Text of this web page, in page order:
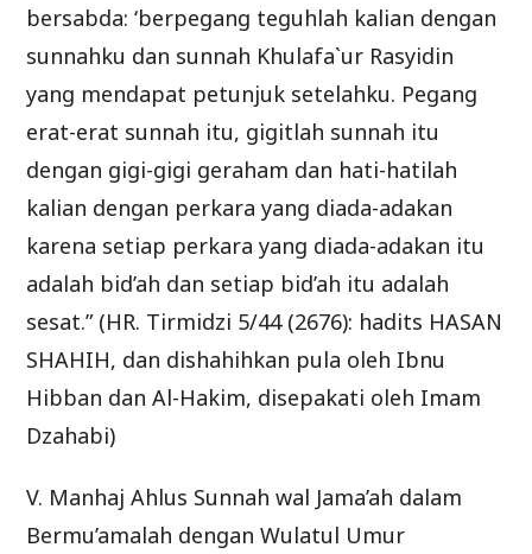
bersabda: ‘berpegang teguhlah kalian dengan
sunnahku dan sunnah Khulafa`ur Rasyidin
yang mendapat petunjuk setelahku. Pegang
erat-erat sunnah itu, gigitlah sunnah itu
dengan gigi-gigi geraham dan hati-hatilah
kalian dengan perkara yang diada-adakan
karena setiap perkara yang diada-adakan itu
adalah bid’ah dan setiap bid’ah itu adalah
sesat.” (HR. Tirmidzi 5/44 (2676): hadits HASAN
SHAHIH, dan dishahihkan pula oleh Ibnu
Hibban dan Al-Hakim, disepakati oleh Imam
Dzahabi)
V. Manhaj Ahlus Sunnah wal Jama’ah dalam
Bermu’amalah dengan Wulatul Umur